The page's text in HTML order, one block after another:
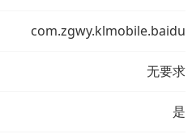
com.zgwy.klmobile.baidu
无要求
是